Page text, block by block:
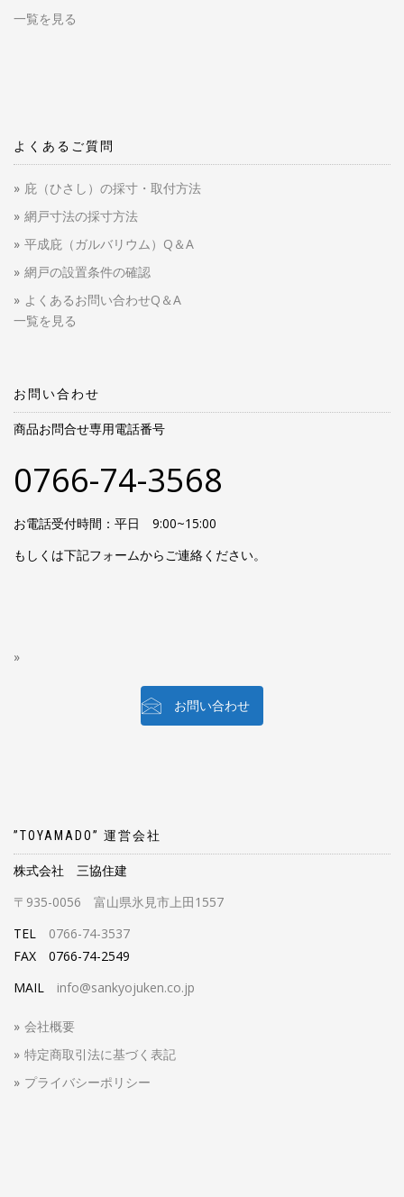
一覧を見る
よくあるご質問
庇（ひさし）の採寸・取付方法
網戸寸法の採寸方法
平成庇（ガルバリウム）Q＆A
網戸の設置条件の確認
よくあるお問い合わせQ＆A
一覧を見る
お問い合わせ
商品お問合せ専用電話番号
0766-74-3568
お電話受付時間：平日 9:00~15:00
もしくは下記フォームからご連絡ください。
お問い合わせ
”TOYAMADO” 運営会社
株式会社 三協住建
〒935-0056 富山県氷見市上田1557
TEL 0766-74-3537
FAX 0766-74-2549
MAIL info@sankyojuken.co.jp
会社概要
特定商取引法に基づく表記
プライバシーポリシー